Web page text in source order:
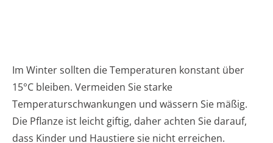
Im Winter sollten die Temperaturen konstant über
15°C bleiben. Vermeiden Sie starke
Temperaturschwankungen und wässern Sie mäßig.
Die Pflanze ist leicht giftig, daher achten Sie darauf,
dass Kinder und Haustiere sie nicht erreichen.